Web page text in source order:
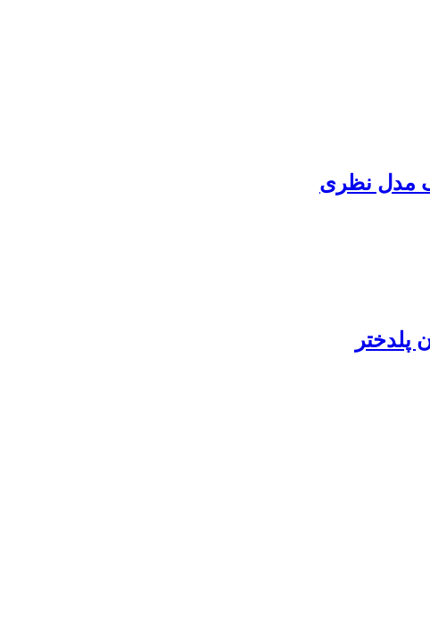
مدل نظری